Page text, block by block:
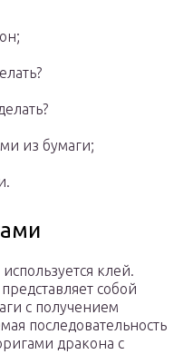
из бумаги;
клей.
собой
с получением
последовательность
дракона с